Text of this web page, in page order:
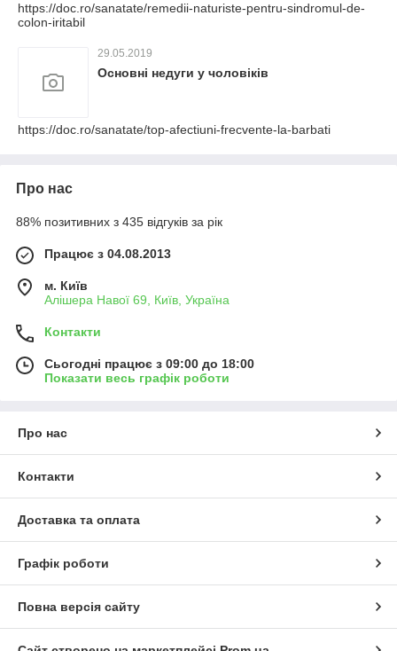
https://doc.ro/sanatate/remedii-naturiste-pentru-sindromul-de-
colon-iritabil
29.05.2019
Основні недуги у чоловіків
https://doc.ro/sanatate/top-afectiuni-frecvente-la-barbati
Про нас
88% позитивних з 435 відгуків за рік
Працює з 04.08.2013
м. Київ
Алішера Навої 69, Київ, Україна
Контакти
Сьогодні працює з 09:00 до 18:00
Показати весь графік роботи
Про нас
Контакти
Доставка та оплата
Графік роботи
Повна версія сайту